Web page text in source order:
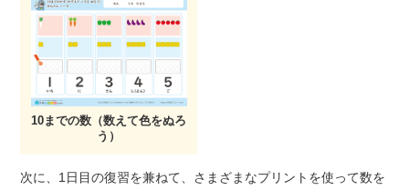
10までの数（数えて色をぬろ
う）
次に、1日目の復習を兼ねて、さまざまなプリントを使って数を